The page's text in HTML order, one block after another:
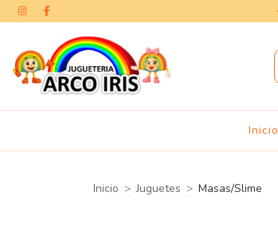
— la magia del Día del Niño te espera
Inicio
Inicio > Juguetes > Masas/Slime